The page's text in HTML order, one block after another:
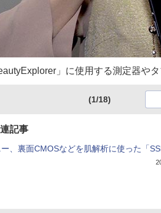
」に使用する測定器や
(1/18)
記事
ー、裏面CMOSなどを肌解析に使った「